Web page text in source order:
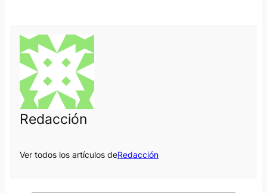
Redacción
Ver todos los artículos deRedacción